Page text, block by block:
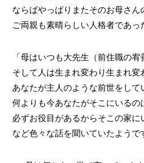
ならばやっぱりまたそのお母さん
ご両親も素晴らしい人格者であっ
「母はいつも大先生（前住職の宥
そして人は生まれ変わり生まれ変
あなたが主人のような前世をして
何よりも今あなたがそこにいるの
必ずお役目があるからそこの家に
など色々な話を聞いていたようで